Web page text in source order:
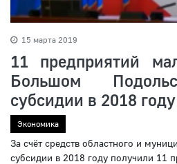
15 марта 2019
11 предприятий
Большом
субсидии в 2018 году
Экономика
За счёт средств областного и
субсидии в 2018 году получили 11